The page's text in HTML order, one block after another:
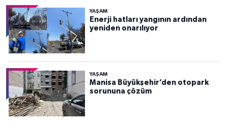
YAŞAM
Enerji hatları yangının ardından
yeniden onarılıyor
YAŞAM
Manisa Büyükşehir’den otopark
sorununa çözüm